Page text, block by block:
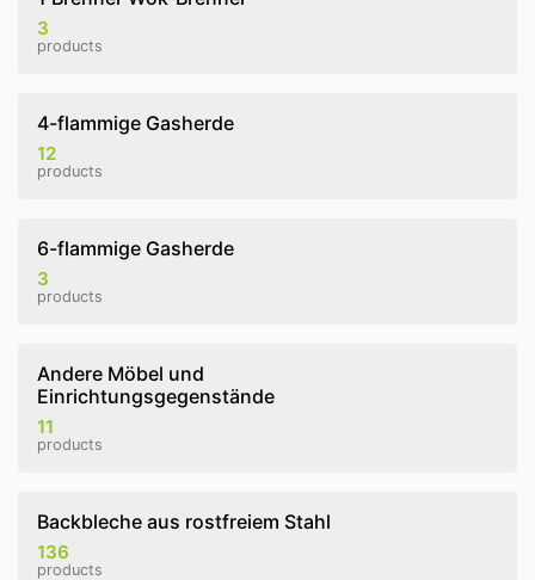
3
products
4-flammige Gasherde
12
products
6-flammige Gasherde
3
products
Andere Möbel und
Einrichtungsgegenstände
11
products
Backbleche aus rostfreiem Stahl
136
products